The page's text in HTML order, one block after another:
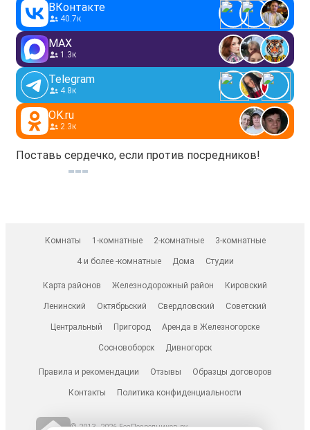
ВКонтакте
40.7к
MAX
1.3к
Telegram
4.8к
OK.ru
2.3к
Поставь сердечко, если против посредников!
Комнаты 1-комнатные 2-комнатные 3-комнатные
4 и более -комнатные Дома Студии
Карта районов Железнодорожный район Кировский
Ленинский Октябрьский Свердловский Советский
Центральный Пригород Аренда в Железногорске
Сосновоборск Дивногорск
Правила и рекомендации Отзывы Образцы договоров
Контакты Политика конфиденциальности
© 2013–2026 БезПосредников.ру